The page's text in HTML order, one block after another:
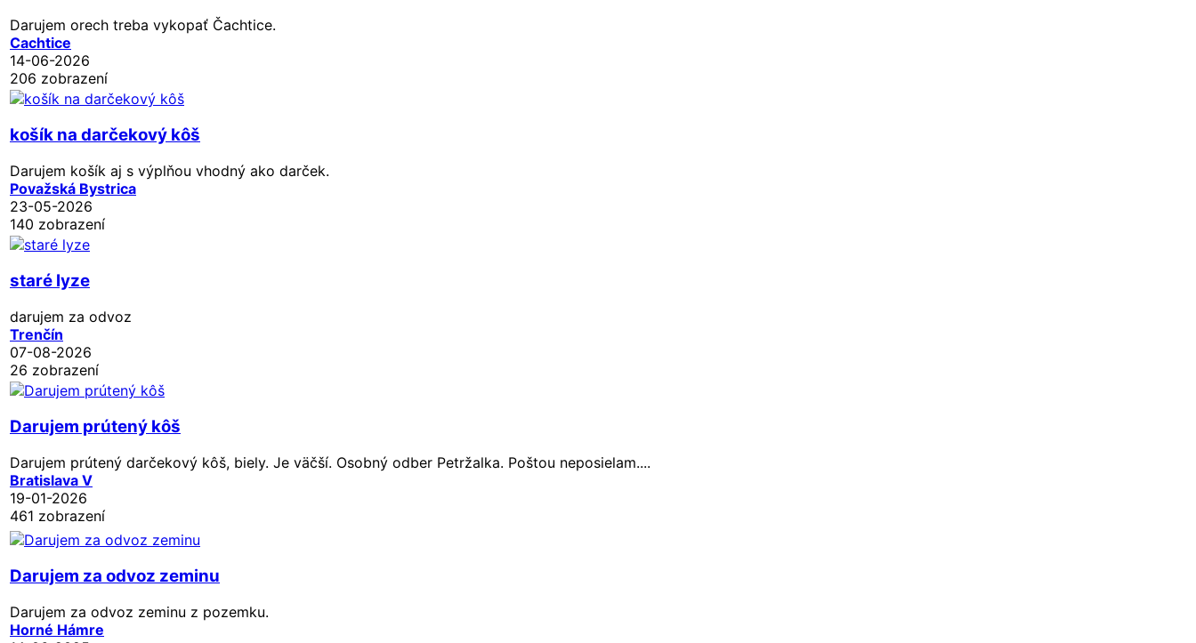
Darujem orech treba vykopať Čachtice.
Cachtice
14-06-2026
206 zobrazení
košík na darčekový kôš
Darujem košík aj s výplňou vhodný ako darček.
Považská Bystrica
23-05-2026
140 zobrazení
staré lyze
darujem za odvoz
Trenčín
07-08-2026
26 zobrazení
Darujem prútený kôš
Darujem prútený darčekový kôš, biely. Je väčší. Osobný odber Petržalka. Poštou neposielam....
Bratislava V
19-01-2026
461 zobrazení
Darujem za odvoz zeminu
Darujem za odvoz zeminu z pozemku.
Horné Hámre